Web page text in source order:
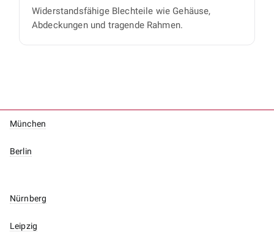
Widerstandsfähige Blechteile wie Gehäuse,
Abdeckungen und tragende Rahmen.
München
Berlin
Nürnberg
Leipzig